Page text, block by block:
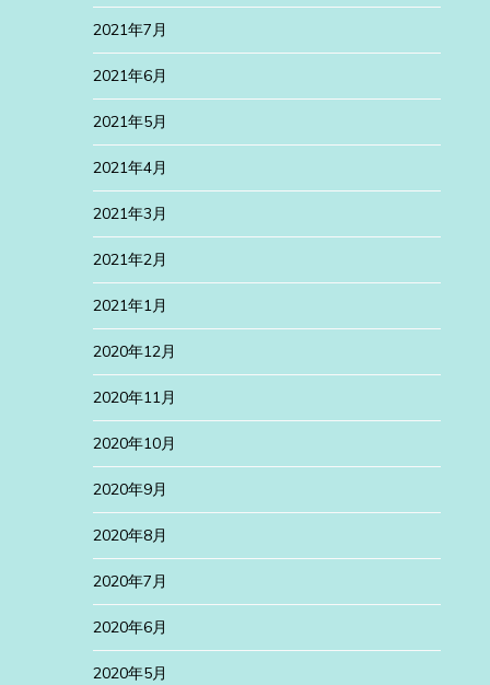
2021年7月
2021年6月
2021年5月
2021年4月
2021年3月
2021年2月
2021年1月
2020年12月
2020年11月
2020年10月
2020年9月
2020年8月
2020年7月
2020年6月
2020年5月